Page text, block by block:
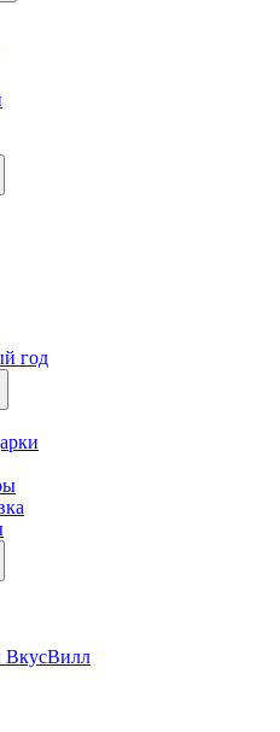
год
ВкусВилл